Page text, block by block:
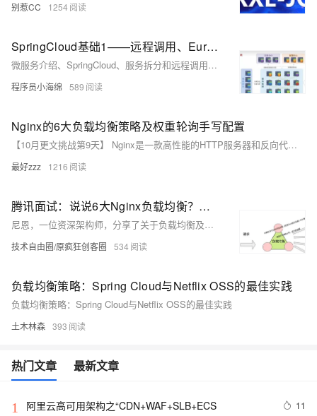
别惹CC 1254
SpringCloud基础1——远程调用、Eureka,Nacos注册中心、Ribbon负载均衡
微服务介绍、SpringCloud、服务拆分和远程调用、Eureka注册中心、Ribbon负载均衡、Nacos注册中心
程序员小海绵 589
Nginx的6大负载均衡策略及权重轮询手写配置
【10月更文挑战第9天】 Nginx是一款高性能的HTTP服务器和反向代理服务器，它在处理大量并发请求时表现出色。Nginx的负载均衡功能可以将请求分发到多个服务器，提高网站的吞吐量和可靠性。以下是Nginx支持的6大负载均衡策略：
最好zzz 1216
腾讯面试：说说6大Nginx负载均衡？手写一下权重轮询策略?
尼恩，一位资深架构师，分享了关于负载均衡及其策略的深入解析，特别是基于权重的负载均衡策略。文章不仅介绍了Nginx的五大负载均衡策略，如轮询、加权轮询、IP哈希、最少连接数等，还提供了手写加权轮询算法的Java实现示例。通过这些内容，尼恩帮助读者系统化理解负载均衡技术，提升面试竞争力，实现技术上的“肌肉展示”。此外，他还提供了丰富的技术资料和面试指导，助力求职者在大厂面试中脱颖而出。
技术自由圈/原疯狂创客圈 534
负载均衡策略：Spring Cloud与Netflix OSS的最佳实践
负载均衡策略：Spring Cloud与Netflix OSS的最佳实践
土木林森 393
热门文章 最新文章
1 阿里云高可用架构之“CDN+WAF+SLB+ECS 11